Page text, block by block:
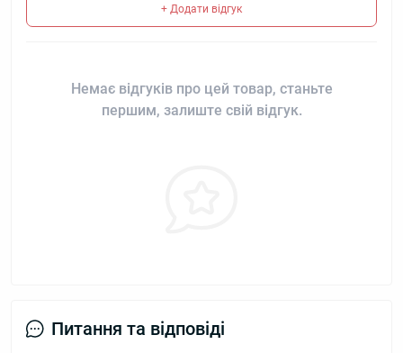
+ Додати відгук
Немає відгуків про цей товар, станьте
першим, залиште свій відгук.
Питання та відповіді